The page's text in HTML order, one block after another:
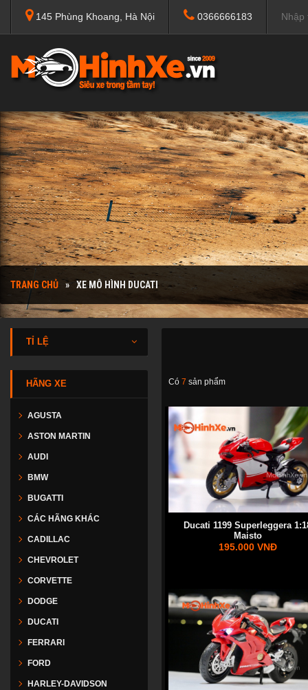
145 Phùng Khoang, Hà Nội 0366666183
TRANG CHỦ XE MÔ HÌNH DUCATI
TỈ LỆ
HÃNG XE
AGUSTA
ASTON MARTIN
AUDI
BMW
BUGATTI
CÁC HÃNG KHÁC
CADILLAC
CHEVROLET
CORVETTE
DODGE
DUCATI
FERRARI
FORD
HARLEY-DAVIDSON
Có 7 sản phẩm
Ducati 1199 Superleggera
Maisto
195.000 VNĐ